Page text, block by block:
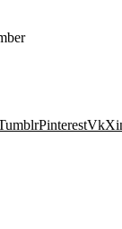
PinterestVk